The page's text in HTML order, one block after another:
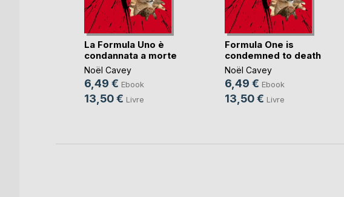
La Formula Uno è
condannata a morte
Noël Cavey
6,49 € Ebook
13,50 € Livre
Formula One is
condemned to death
Noël Cavey
6,49 € Ebook
13,50 € Livre